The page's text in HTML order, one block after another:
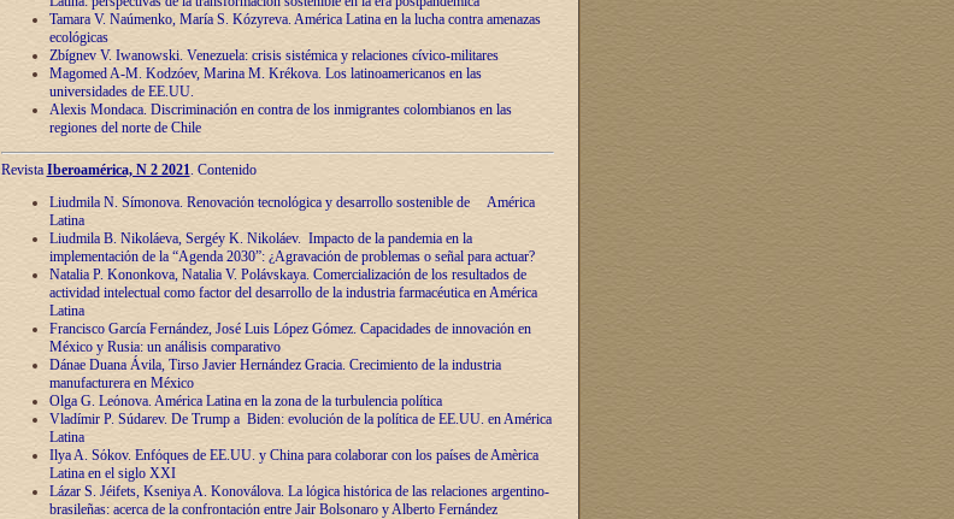
Tamara V. Naúmenko, María S. Kózyreva. América Latina en la lucha contra amenazas
ecológicas
Zbígnev V. Iwanowski. Venezuela: crisis sistémica y relaciones cívico-militares
Magomed A-M. Kodzóev, Marina M. Krékova. Los latinoamericanos en las
universidades de EE.UU.
Alexis Mondaca. Discriminación en contra de los inmigrantes colombianos en las
regiones del norte de Chile
RevistaIberoamérica, N 2 2021. Contenido
Liudmila N. Símonova. Renovaciόn tecnolόgica y desarrollo sostenible de América
Latina
Liudmila B. Nikoláeva, Sergéy K. Nikoláev. Impacto de la pandemia en la
implementaciόn de la “Agenda 2030”: ¿Agravaciόn de problemas o señal para actuar?
Natalia P. Kononkova, Natalia V. Polávskaya. Comercializaciόn de los resultados de
actividad intelectual como factor del desarrollo de la industria farmacéutica en América
Latina
Francisco García Fernández, José Luis López Gómez. Capacidades de innovaciόn en
México y Rusia: un análisis comparativo
Dánae Duana Ávila, Tirso Javier Hernández Gracia. Crecimiento de la industria
manufacturera en México
Olga G. Leόnova. América Latina en la zona de la turbulencia política
Vladímir P. Súdarev. De Trump a Biden: evoluciόn de la política de EE.UU. en América
Latina
Ilya A. Sόkov. Enfόques de EE.UU. y China para colaborar con los países de Amèrica
Latina en el siglo XXI
Lázar S. Jéifets, Kseniya A. Konoválova. La lόgica histόrica de las relaciones argentino-
brasileñas: acerca de la confrontaciόn entre Jair Bolsonaro y Alberto Fernández